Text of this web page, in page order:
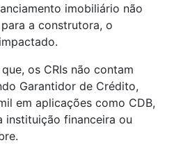
imobiliário não
a construtora, o
os CRIs não contam
Garantidor de Crédito,
em aplicações como CDB,
instituição financeira ou